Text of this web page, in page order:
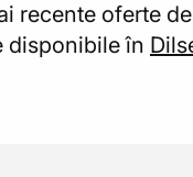
recente oferte
disponibile în